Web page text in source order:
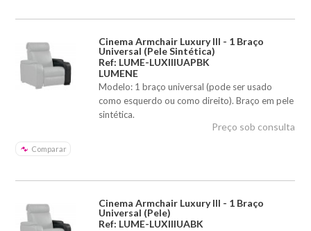
Cinema Armchair Luxury III - 1 Braço
Universal (Pele Sintética)
Ref: LUME-LUXIIIUAPBK
LUMENE
Modelo: 1 braço universal (pode ser usado
como esquerdo ou como direito). Braço em pele
sintética.
Comparar
Preço sob consulta
Cinema Armchair Luxury III - 1 Braço
Universal (Pele)
Ref: LUME-LUXIIIUABK